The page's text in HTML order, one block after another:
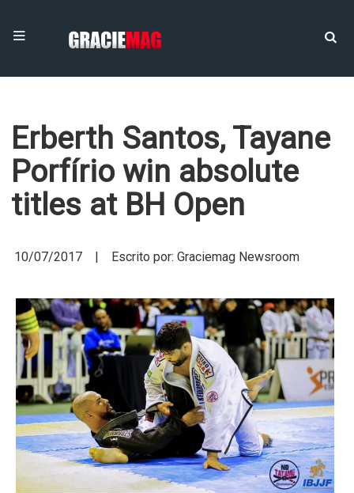
Erberth Santos, Tayane
Porfírio win absolute
titles at BH Open
10/07/2017 | Escrito por: Graciemag Newsroom